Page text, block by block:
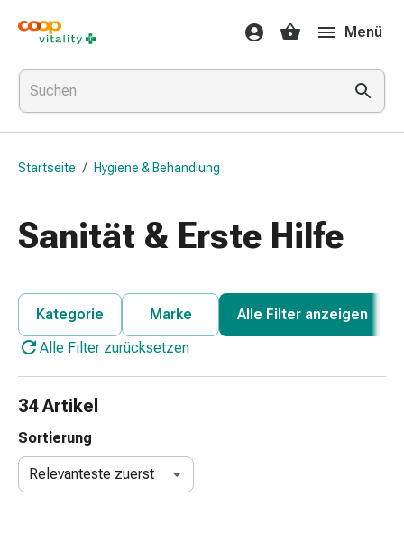
Medikamente
&
Gesundheit
Grippe
&
Erkältung
Grippe-
Erkältung
Medikamente
Bronchitis
Inhalationsgeräte
Schnupfen
Wund-
Menü
Startseite / Hygiene & Behandlung
Sanität & Erste Hilfe
Kategorie Marke
Alle Filter anzeigen
Alle Filter zurücksetzen
34 Artikel
Sortierung
Relevanteste zuerst